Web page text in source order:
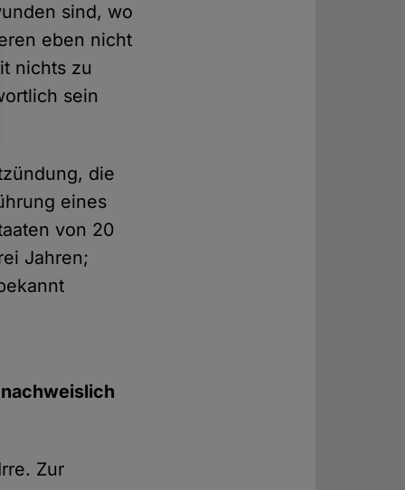
sind, wo
eben nicht
nichts zu
sein
die
eines
von 20
Jahren;
Zur